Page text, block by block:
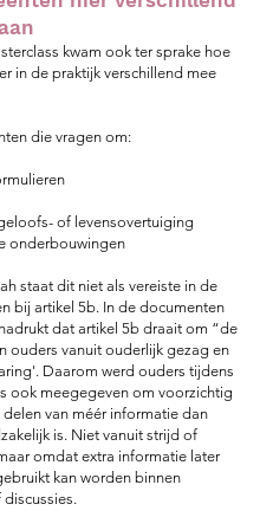
kwam ook ter sprake hoe
in de praktijk verschillend mee
die vragen om:
of levensovertuiging
onderbouwingen
staat dit niet als vereiste in de
bij artikel 5b. In de documenten
dat artikel 5b draait om “de
ouders vanuit ouderlijk gezag en
Daarom werd ouders tijdens
ook meegegeven om voorzichtig
van méér informatie dan
is. Niet vanuit strijd of
omdat extra informatie later
kan worden binnen